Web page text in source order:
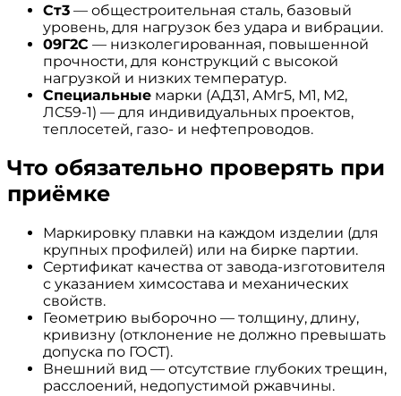
Ст3 — общестроительная сталь, базовый
уровень, для нагрузок без удара и вибрации.
09Г2С — низколегированная, повышенной
прочности, для конструкций с высокой
нагрузкой и низких температур.
Специальные марки (АД31, АМг5, М1, М2,
ЛС59-1) — для индивидуальных проектов,
теплосетей, газо- и нефтепроводов.
Что обязательно проверять при
приёмке
Маркировку плавки на каждом изделии (для
крупных профилей) или на бирке партии.
Сертификат качества от завода-изготовителя
с указанием химсостава и механических
свойств.
Геометрию выборочно — толщину, длину,
кривизну (отклонение не должно превышать
допуска по ГОСТ).
Внешний вид — отсутствие глубоких трещин,
расслоений, недопустимой ржавчины.